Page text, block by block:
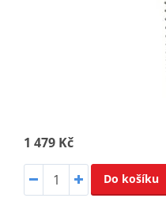
1 479 Kč
Do košíku